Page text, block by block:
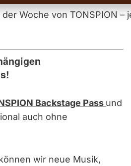
der Woche von TONSPION
Backstage Pass und
auch ohne
wir neue Musik,